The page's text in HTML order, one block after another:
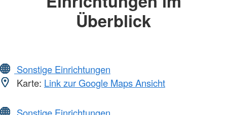
Überblick
Sonstige Einrichtungen
Karte: Link zur Google Maps Ansicht